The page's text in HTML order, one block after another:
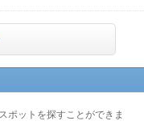
ポットを探すことができま